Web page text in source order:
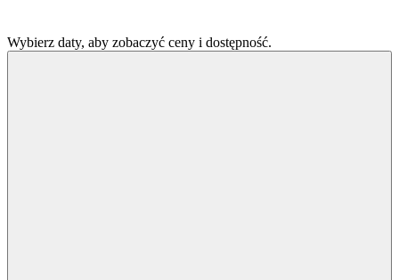
Wybierz daty, aby zobaczyć ceny i dostępność.